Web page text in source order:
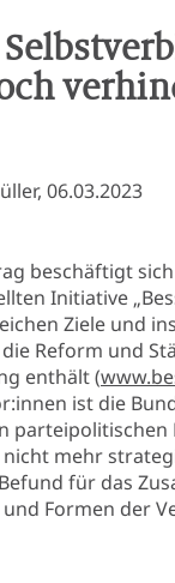
06.03.2023
beschäftigt
Initiative
Ziele und
Reform und
enthält (
ist die
parteipolitischen
mehr
für das
Formen der